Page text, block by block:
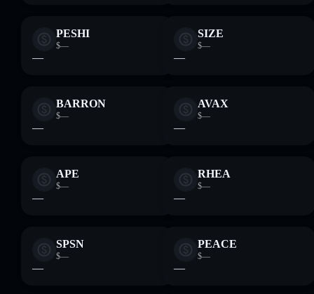
PESHI
$—
—
SIZE
$—
—
BARRON
$—
—
AVAX
$—
—
APE
$—
—
RHEA
$—
—
SPSN
$—
—
PEACE
$—
—